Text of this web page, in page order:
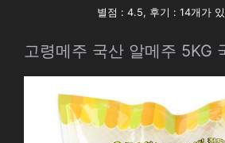
별점 : 4.5, 후기 : 14개가
고령메주 국산 알메주 5KG